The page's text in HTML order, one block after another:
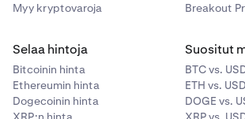
Myy kryptovaroja
Breakout
Selaa hintoja
Bitcoinin hinta
Ethereumin hinta
Dogecoinin hinta
Suositut
BTC vs.
ETH vs. USD
DOGE vs.